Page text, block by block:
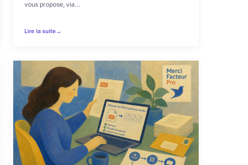
vous propose, via…
Lire la suite →